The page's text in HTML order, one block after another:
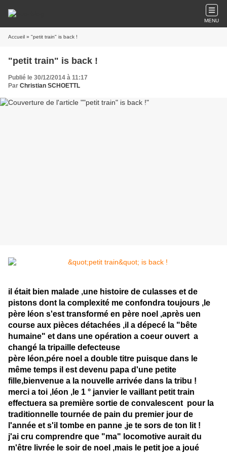
MENU
Accueil » "petit train" is back !
"petit train" is back !
Publié le 30/12/2014 à 11:17
Par Christian SCHOETTL
il était bien malade ,une histoire de culasses et de
pistons dont la complexité me confondra toujours ,le
père léon s'est transformé en père noel ,après uen
course aux pièces détachées ,il a dépecé la "bête
humaine" et dans une opération a coeur ouvert a
changé la tripaille defecteuse
père léon,pére noel a double titre puisque dans le
même temps il est devenu papa d'une petite
fille,bienvenue a la nouvelle arrivée dans la tribu !
merci a toi ,léon ,le 1 ° janvier le vaillant petit train
effectuera sa première sortie de convalescent pour la
traditionnelle tournée de pain du premier jour de
l'année et s'il tombe en panne ,je te sors de ton lit !
j'ai cru comprendre que "ma" locomotive aurait du
m'être livrée le soir de noel ,mais le petit joe a joué